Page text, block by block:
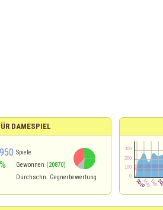
DAMESPIEL
Spiele
Gewonnen (20870)
Durchschn. Gegnerbewertung